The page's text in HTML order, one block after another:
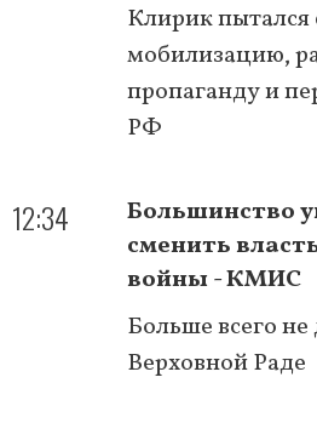
Клирик пытался
мобилизацию,
пропаганду и
РФ
12:34
Большинство
сменить
войны - КМИС
Больше всего
Верховной Раде